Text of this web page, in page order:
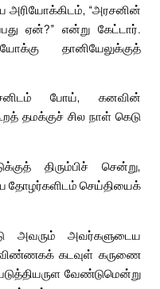
“அரசனின்
ஏன்?” என்று கேட்டார்.
தானியேலுக்குத்
போய், கனவின்
தமக்குச் சில நாள் கெடு
திரும்பிச் சென்று,
தோழர்களிடம் செய்தியைக்
அவரும் அவர்களுடைய
விண்ணகக் கடவுள் கருணை
வேண்டுமென்று